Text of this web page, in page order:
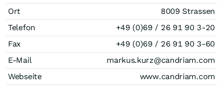
Ort
8009 Strassen
Telefon
+49 (0)69 / 26 91 90 3-20
Fax
+49 (0)69 / 26 91 90 3-60
E-Mail
markus.kurz@candriam.com
Webseite
www.candriam.com